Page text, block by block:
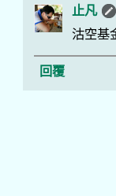
止凡
沽空基
回覆